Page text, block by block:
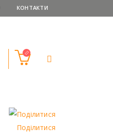
КОНТАКТИ
Поділитися